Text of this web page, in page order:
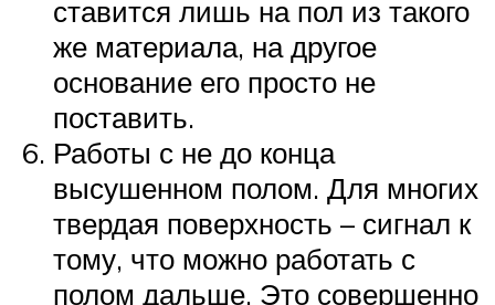
ставится лишь на пол из такого
же материала, на другое
основание его просто не
поставить.
Работы с не до конца
высушенном полом. Для многих
твердая поверхность – сигнал к
тому, что можно работать с
полом дальше. Это совершенно